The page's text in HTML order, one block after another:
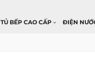
TỦ BẾP CAO CẤP ĐIỆN